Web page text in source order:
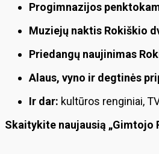
Progimnazijos
Muziejų naktis Rokiškio
Priedangų naujinimas
Alaus, vyno ir degtinės
Ir dar: kultūros renginiai,
Skaitykite naujausią „Gimtojo